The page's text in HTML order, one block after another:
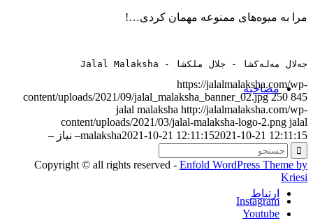
مصاحبه‌
ارتباط
مرا به میوه‌های ممنوعه مهمان كردی…!
جەلال مەلەکشا - جلال ملکشا - Jalal Malaksha
https://jalalmalaksha.com/wp-
content/uploads/2021/09/jalal_malaksha_banner_02.jpg 250 845
jalal malaksha http://jalalmalaksha.com/wp-
content/uploads/2021/03/jalal-malaksha-logo-2.png jalal
malaksha2021-10-21 12:11:152021-10-21 12:11:15 – نیاز –
Copyright © all rights reserved - Enfold WordPress Theme by
Kriesi
Instagram
Youtube